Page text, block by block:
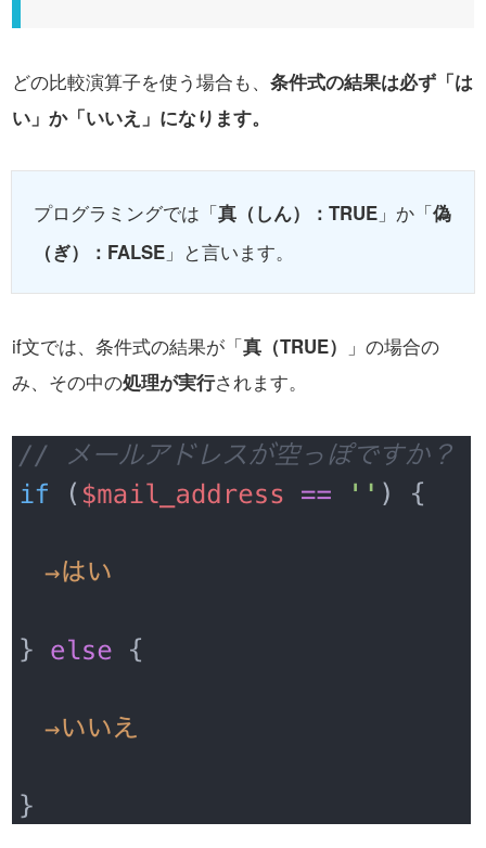
どの比較演算子を使う場合も、 条件式の結果は必ず「は
い」か「いいえ」になります。
プログラミングでは「真（しん）：TRUE 」か「偽
（ぎ）：FALSE 」と言います。
if文では、条件式の結果が「真（TRUE）
」の場合の
み、その中の処理が実行されます。